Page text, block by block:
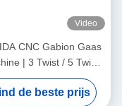
Video
CNC Gabion Gaas
| 3 Twist / 5 Twist
| Verstelbare
Lengte | Hoge
de beste prijs